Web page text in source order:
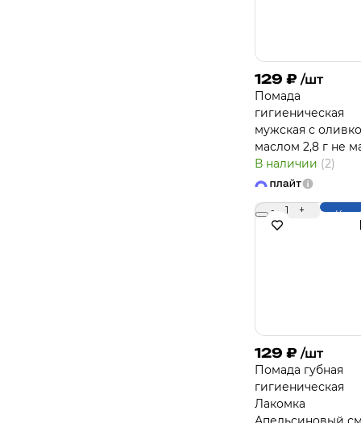
129 ₽ /шт
Помада
гигиеническая
мужская с
маслом 2,8 г не
В наличии (2)
- 1 +
129 ₽ /шт
Помада губная
гигиеническая
Лакомка